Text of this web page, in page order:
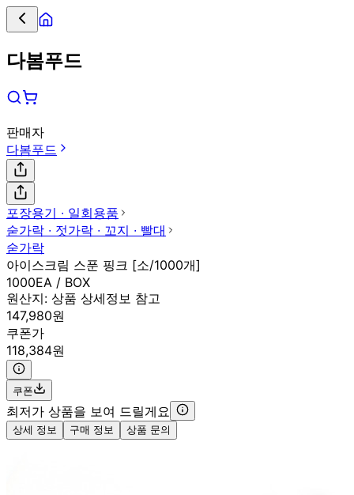
다봄푸드
판매자
다봄푸드
포장용기 ∙ 일회용품
숟가락 ∙ 젓가락 ∙ 꼬지 ∙ 빨대
숟가락
아이스크림 스푼 핑크 [소/1000개]
1000EA / BOX
원산지: 상품 상세정보 참고
147,980원
쿠폰가
118,384원
쿠폰
최저가 상품을 보여 드릴게요
상세 정보 구매 정보 상품 문의